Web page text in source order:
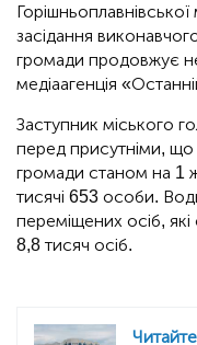
засідання
громади продовжує
медіаагенція
Заступник міського
перед присутніми, що
громади станом на 1
тисячі 653 особи.
переміщених осіб, які
8,8 тисяч осіб.